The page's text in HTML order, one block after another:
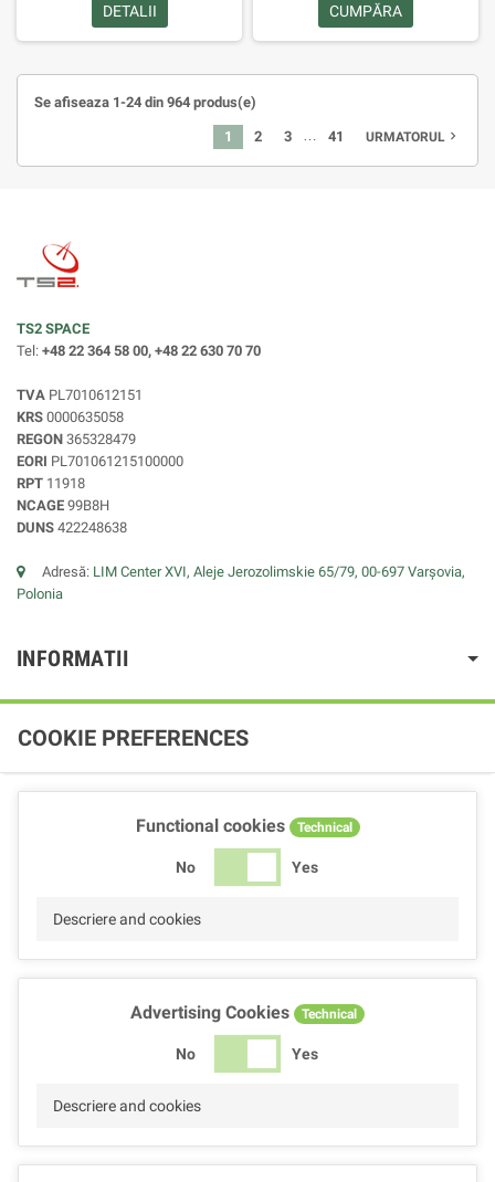
DETALII CUMPĂRA
Se afiseaza 1-24 din 964 produs(e)
1 2 3 41 URMATORUL navigate_next
TS2 SPACE
Tel: +48 22 364 58 00, +48 22 630 70 70
TVA PL7010612151
KRS 0000635058
REGON 365328479
EORI PL701061215100000
RPT 11918
NCAGE 99B8H
DUNS 422248638
Adresă: LIM Center XVI, Aleje Jerozolimskie 65/79, 00-697 Varșovia,
Polonia
INFORMATII
COOKIE PREFERENCES
Functional cookies Technical
No Yes
Descriere and cookies
Advertising Cookies Technical
No Yes
Descriere and cookies